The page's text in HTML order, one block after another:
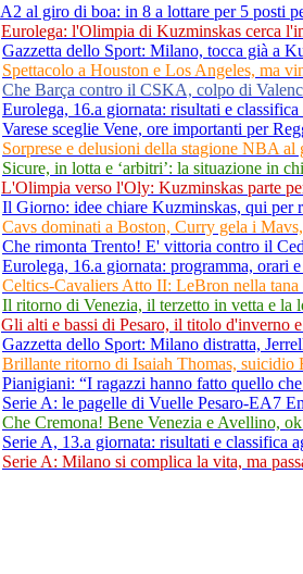
A2 al giro di boa: in 8 a lottare per 5 posti
Eurolega: l'Olimpia di Kuzminskas cerca
Gazzetta dello Sport: Milano, tocca già a
Spettacolo a Houston e Los Angeles, ma
Che Barça contro il CSKA, colpo di
Eurolega, 16.a giornata: risultati e classifica
Varese sceglie Vene, ore importanti per
Sorprese e delusioni della stagione NBA al
Sicure, in lotta e ‘arbitri’: la situazione in
L'Olimpia verso l'Oly: Kuzminskas parte
Il Giorno: idee chiare Kuzminskas, qui per
Cavs dominati a Boston, Curry gela i
Che rimonta Trento! E' vittoria contro il
Eurolega, 16.a giornata: programma, orari
Celtics-Cavaliers Atto II: LeBron nella
Il ritorno di Venezia, il terzetto in vetta e la
Gli alti e bassi di Pesaro, il titolo d'inverno
Gazzetta dello Sport: Milano distratta,
Brillante ritorno di Isaiah Thomas, suicidio
Pianigiani: “I ragazzi hanno fatto quello
Serie A: le pagelle di Vuelle Pesaro-EA7
Che Cremona! Bene Venezia e Avellino,
Serie A, 13.a giornata: risultati e classifica
Serie A: Milano si complica la vita, ma